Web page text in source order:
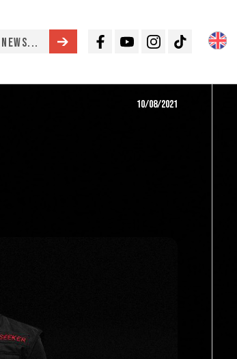
Facebook
YoutubeInstagramTikTok
10/08/2021